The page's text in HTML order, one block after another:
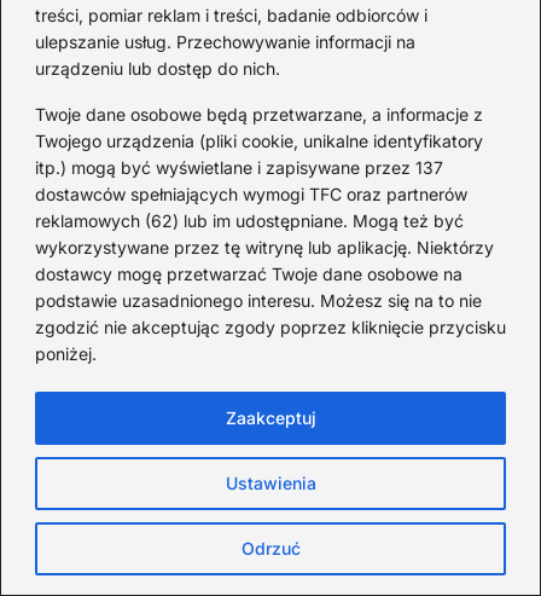
treści, pomiar reklam i treści, badanie odbiorców i
ulepszanie usług. Przechowywanie informacji na
urządzeniu lub dostęp do nich.
Twoje dane osobowe będą przetwarzane, a informacje z
Twojego urządzenia (pliki cookie, unikalne identyfikatory
itp.) mogą być wyświetlane i zapisywane przez 137
dostawców spełniających wymogi TFC oraz partnerów
reklamowych (62) lub im udostępniane. Mogą też być
wykorzystywane przez tę witrynę lub aplikację. Niektórzy
dostawcy mogę przetwarzać Twoje dane osobowe na
podstawie uzasadnionego interesu. Możesz się na to nie
zgodzić nie akceptując zgody poprzez kliknięcie przycisku
poniżej.
Ustawienia
Odrzuć
Zaakceptuj
z wielką…
Gdzie Tak Naprawdę Mieszka
Ed Sheeran? Odkryj
Tajemnice Jego Domu w
Suffolk
2025-12-02
HAND-MADE, czyli
najnowszy projekt muzyczny
Wojtka Staroniewicza
2025-07-02
opis muzycznej kariery,
nagrody, opinie w prasie
2025-07-02
ADAM PIEROŃCZYK
„DIGIVOOCO” – opis
zespołu, kariera muzyczna,